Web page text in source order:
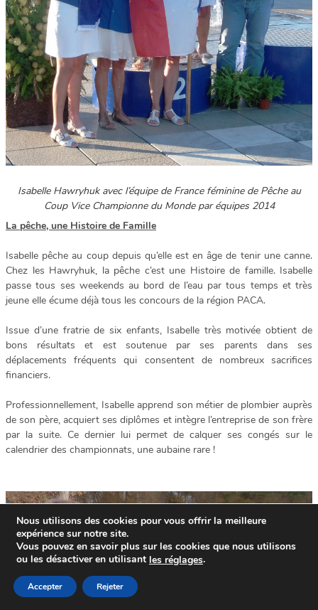
Isabelle Hawryhuk avec l’équipe de France féminine de Pêche au
Coup Vice Championne du Monde par équipes 2014
La pêche, une Histoire de Famille
Isabelle pêche au coup depuis qu’elle est en âge de tenir une canne.
Chez les Hawryhuk, la pêche c’est une Histoire de famille. Isabelle
passe tous ses weekends au bord de l’eau par tous temps et très
jeune elle écume déjà tous les concours de la région PACA.
Issue d’une fratrie de six enfants, Isabelle très motivée obtient de
bons résultats et est soutenue par ses parents dans ses
déplacements fréquents qui consentent de nombreux sacrifices
financiers.
Professionnellement, Isabelle apprend son métier de plombier auprès
de son père, acquiert ses diplômes et intègre l’entreprise de son frère
par la suite. Ce dernier lui permet de calquer ses congés sur le
calendrier des championnats, une aubaine rare !
Nous utilisons des cookies pour vous offrir la meilleure
expérience sur notre site.
Vous pouvez en savoir plus sur les cookies que nous utilisons
ou les désactiver en utilisant les réglages.
Accepter Rejeter